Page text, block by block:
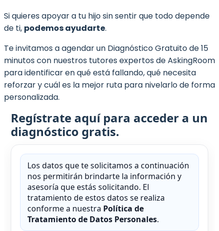
Si quieres apoyar a tu hijo sin sentir que todo depende
de ti, podemos ayudarte.
Te invitamos a agendar un Diagnóstico Gratuito de 15
minutos con nuestros tutores expertos de AskingRoom
para identificar en qué está fallando, qué necesita
reforzar y cuál es la mejor ruta para nivelarlo de forma
personalizada.
Regístrate aquí para acceder a un
diagnóstico gratis.
Los datos que te solicitamos a continuación
nos permitirán brindarte la información y
asesoría que estás solicitando. El
tratamiento de estos datos se realiza
conforme a nuestra Política de
Tratamiento de Datos Personales.